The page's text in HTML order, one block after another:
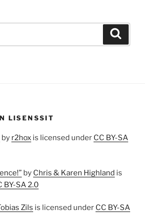
LISENSSIT
by r2hox is licensed under CC BY-SA
by Chris & Karen Highland is
BY-SA 2.0
Zils is licensed under CC BY-SA